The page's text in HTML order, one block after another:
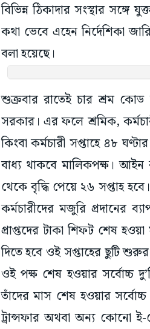
বিভিন্ন ঠিকাদার সংস্থার সঙ্গে
কথা ভেবে এহেন নির্দেশিকা
বলা হয়েছে।
শুক্রবার রাতেই চার শ্রম কোড
সরকার। এর ফলে শ্রমিক,
কিংবা কর্মচারী সপ্তাহে ৪৮
বাধ্য থাকবে মালিকপক্ষ। আইন
থেকে বৃদ্ধি পেয়ে ২৬ সপ্তাহ
কর্মচারীদের মজুরি প্রদানের
প্রাপ্তদের টাকা শিফট শেষ হওয়া
দিতে হবে ওই সপ্তাহের ছুটি
ওই পক্ষ শেষ হওয়ার সর্বোচ্চ
তাঁদের মাস শেষ হওয়ার
ট্রান্সফার অথবা অন্য কোনো